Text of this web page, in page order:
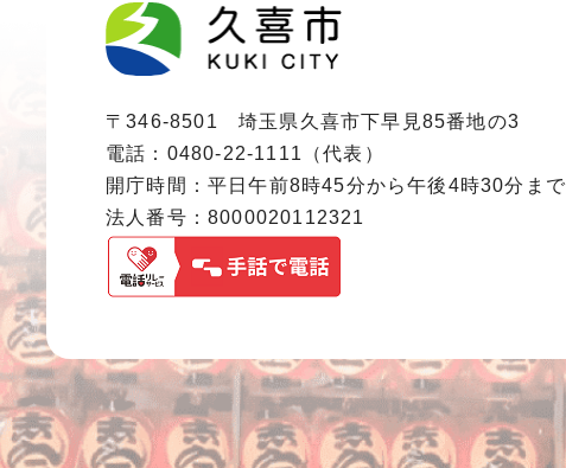
〒346-8501 埼玉県久喜市下早見85番地の3
電話：0480-22-1111（代表）
開庁時間：平日午前8時45分から午後4時30分ま
法人番号：8000020112321